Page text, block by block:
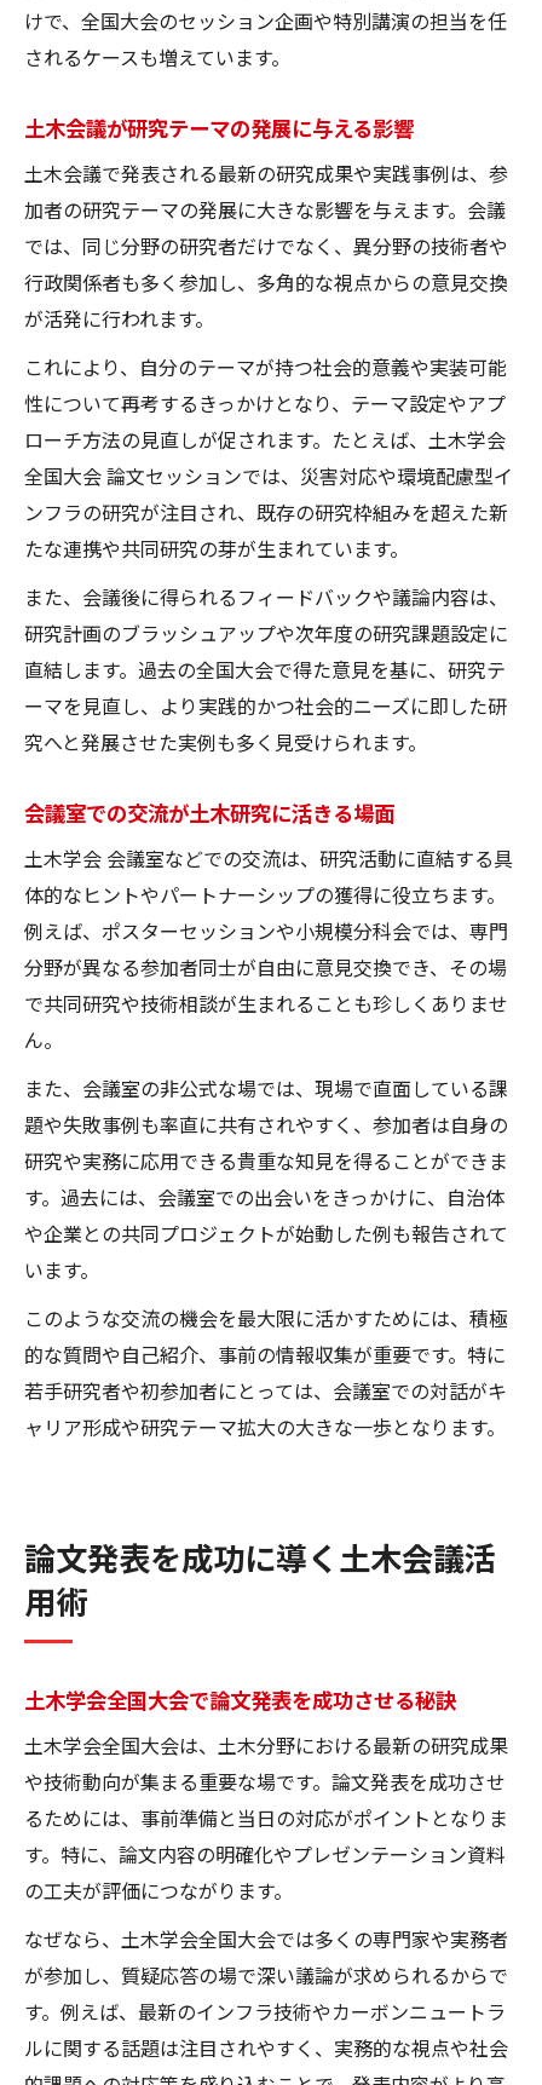
けで、全国大会のセッション企画や特別講演の担当を任
されるケースも増えています。
土木会議が研究テーマの発展に与える影響
土木会議で発表される最新の研究成果や実践事例は、参
加者の研究テーマの発展に大きな影響を与えます。会議
では、同じ分野の研究者だけでなく、異分野の技術者や
行政関係者も多く参加し、多角的な視点からの意見交換
が活発に行われます。
これにより、自分のテーマが持つ社会的意義や実装可能
性について再考するきっかけとなり、テーマ設定やアプ
ローチ方法の見直しが促されます。たとえば、土木学会
全国大会 論文セッションでは、災害対応や環境配慮型イ
ンフラの研究が注目され、既存の研究枠組みを超えた新
たな連携や共同研究の芽が生まれています。
また、会議後に得られるフィードバックや議論内容は、
研究計画のブラッシュアップや次年度の研究課題設定に
直結します。過去の全国大会で得た意見を基に、研究テ
ーマを見直し、より実践的かつ社会的ニーズに即した研
究へと発展させた実例も多く見受けられます。
会議室での交流が土木研究に活きる場面
土木学会 会議室などでの交流は、研究活動に直結する具
体的なヒントやパートナーシップの獲得に役立ちます。
例えば、ポスターセッションや小規模分科会では、専門
分野が異なる参加者同士が自由に意見交換でき、その場
で共同研究や技術相談が生まれることも珍しくありませ
ん。
また、会議室の非公式な場では、現場で直面している課
題や失敗事例も率直に共有されやすく、参加者は自身の
研究や実務に応用できる貴重な知見を得ることができま
す。過去には、会議室での出会いをきっかけに、自治体
や企業との共同プロジェクトが始動した例も報告されて
います。
このような交流の機会を最大限に活かすためには、積極
的な質問や自己紹介、事前の情報収集が重要です。特に
若手研究者や初参加者にとっては、会議室での対話がキ
ャリア形成や研究テーマ拡大の大きな一歩となります。
論文発表を成功に導く土木会議活
用術
土木学会全国大会で論文発表を成功させる秘訣
土木学会全国大会は、土木分野における最新の研究成果
や技術動向が集まる重要な場です。論文発表を成功させ
るためには、事前準備と当日の対応がポイントとなりま
す。特に、論文内容の明確化やプレゼンテーション資料
の工夫が評価につながります。
なぜなら、土木学会全国大会では多くの専門家や実務者
が参加し、質疑応答の場で深い議論が求められるからで
す。例えば、最新のインフラ技術やカーボンニュートラ
ルに関する話題は注目されやすく、実務的な視点や社会